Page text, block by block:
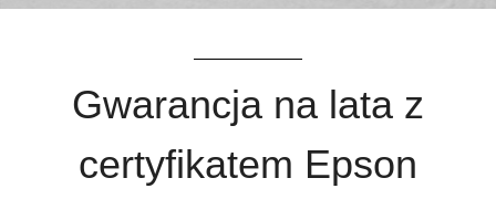
Gwarancja na lata z
certyfikatem Epson